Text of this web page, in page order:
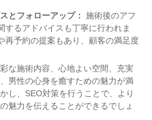
とフォローアップ： 施術後のアフ
するアドバイスも丁寧に行われま
再予約の提案もあり、顧客の満足度
な施術内容、心地よい空間、充実
男性の心身を癒すための魅力が満
し、SEO対策を行うことで、より
魅力を伝えることができるでしょ